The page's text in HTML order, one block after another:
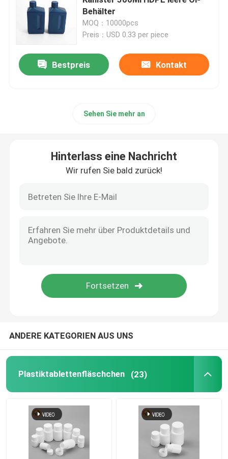
Plastikpressungs-Soßen-Flasche
Waschmittel-Flasche
Plastikflaschenkapsel
Plastikstau-Flasche
Fertigen Sie verpackende Kästen besonders an
Plastikflüssige Flasche e
Behälter
MOQ：10000pcs
Preis：USD 0.33 per piece
Bestpreis Kontakt
Sehen Sie mehr an
Hinterlass eine Nachricht
Wir rufen Sie bald zurück!
ANDERE KATEGORIEN AUS UNS
Plastiktablettenfläschchen (23)